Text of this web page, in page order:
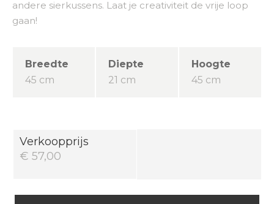
andere sierkussens. Laat je creativiteit de vrije loop
gaan!
Breedte
45 cm
Diepte
21 cm
Hoogte
45 cm
Verkoopprijs
€ 57,00